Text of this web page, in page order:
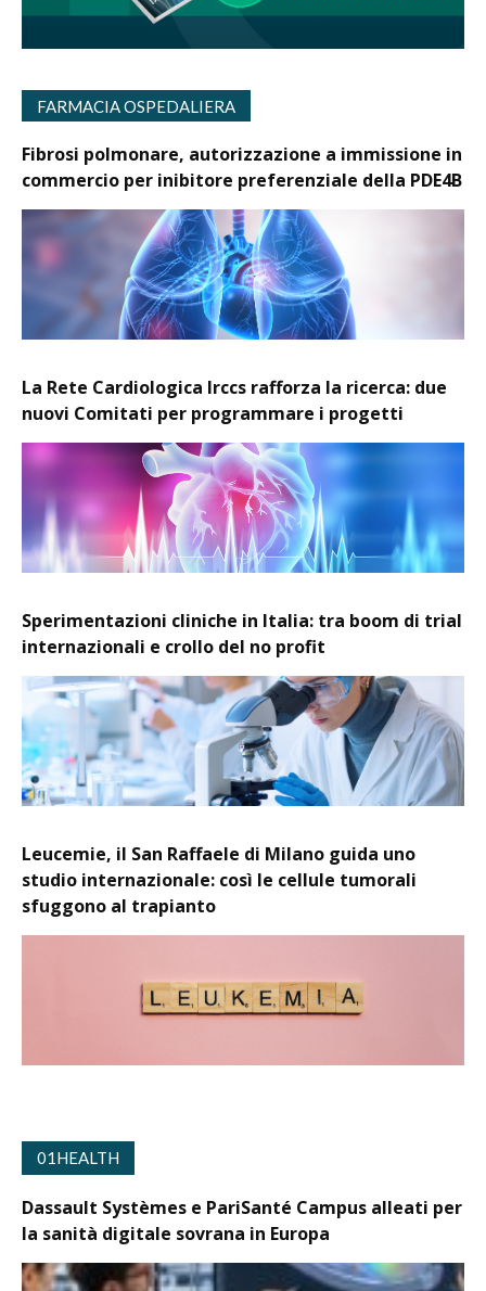
FARMACIA OSPEDALIERA
Fibrosi polmonare, autorizzazione a immissione in
commercio per inibitore preferenziale della PDE4B
La Rete Cardiologica Irccs rafforza la ricerca: due
nuovi Comitati per programmare i progetti
Sperimentazioni cliniche in Italia: tra boom di trial
internazionali e crollo del no profit
Leucemie, il San Raffaele di Milano guida uno
studio internazionale: così le cellule tumorali
sfuggono al trapianto
01HEALTH
Dassault Systèmes e PariSanté Campus alleati per
la sanità digitale sovrana in Europa